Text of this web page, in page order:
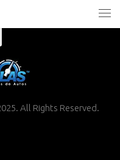
All Rights Reserved.